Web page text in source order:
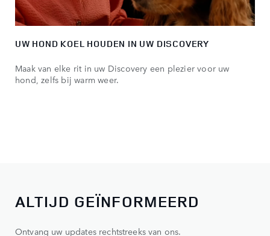
UW HOND KOEL HOUDEN IN UW DISCOVERY
Maak van elke rit in uw Discovery een plezier voor uw
hond, zelfs bij warm weer.
ALTIJD GEÏNFORMEERD
Ontvang uw updates rechtstreeks van ons.